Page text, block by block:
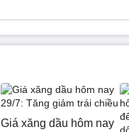
Giá xăng dầu hôm nay